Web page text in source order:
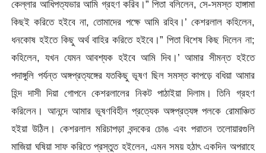
কেল্লার আধিপত্যভার আমি গ্রহণ করিব।” পিতা বলিলেন, সে-সমস্ত হাঙ্গামা
কিছই করিতে হইবে না, তোমাদের পক্ষে আমি রহিব।’ কেশরলাল কহিলেন,
ধনকোষ হইতে কিছু অর্থ বাহির করিতে হইবে।” পিতা বিশেষ কিছ দিলেন না;
কহিলেন, যখন যেমন আবশ্যক হইবে আমি দিব।’ আমার সীমন্ত হইতে
পদাঙ্গুলি পৰ্যন্ত অঙ্গপ্রত্যঙ্গের যতকিছু ভূষণ ছিল সমস্ত কাপড়ে বধিয়া আমার
হিন্দ দাসী দিয়া গোপনে কেশরলালের নিকট পাঠাইয়া দিলাম। তিনি গ্রহণ
করিলেন। আনন্দে আমার ভূষণবিহীন প্রত্যেক অঙ্গপ্রত্যঙ্গ পলকে রোমাঞ্চিত
হইয়া উঠিল। কেশরলাল মরিচাপড়া বন্দকের চোঙ এবং পরাতন তলোয়ারগুলি
মাজিয়া ঘষিয়া সাফ করিতে প্রস্তুত হইলেন, এমন সময় হঠাৎ একদিন অপরাহে